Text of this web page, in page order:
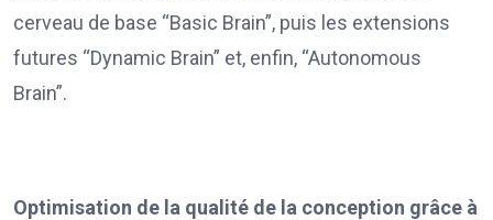
cerveau de base “Basic Brain”, puis les extensions
futures “Dynamic Brain” et, enfin, “Autonomous
Brain”.
Optimisation de la qualité de la conception grâce à